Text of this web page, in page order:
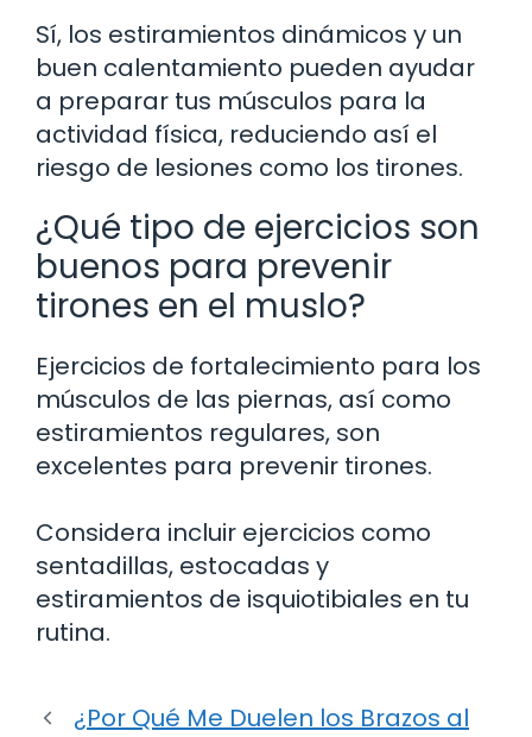
Sí, los estiramientos dinámicos y un
buen calentamiento pueden ayudar
a preparar tus músculos para la
actividad física, reduciendo así el
riesgo de lesiones como los tirones.
¿Qué tipo de ejercicios son
buenos para prevenir
tirones en el muslo?
Ejercicios de fortalecimiento para los
músculos de las piernas, así como
estiramientos regulares, son
excelentes para prevenir tirones.
Considera incluir ejercicios como
sentadillas, estocadas y
estiramientos de isquiotibiales en tu
rutina.
¿Por Qué Me Duelen los Brazos al